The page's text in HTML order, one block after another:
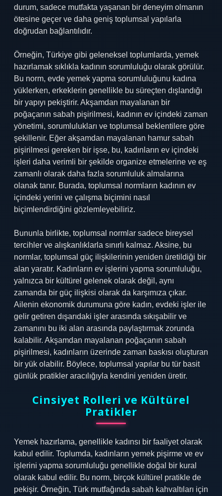
durum, sadece mutfakta yaşanan bir deneyim olmanın
ötesine geçer ve daha geniş toplumsal yapılarla
doğrudan bağlantılıdır.
Örneğin, Türkiye gibi geleneksel toplumlarda, yemek
hazırlamak sıklıkla kadının sorumluluğu olarak görülür.
Bu norm, evde yemek yapma sorumluluğunu kadına
yüklerken, erkeklerin genellikle bu süreçten dışlandığı
bir yapıyı pekiştirir. Akşamdan mayalanan bir
poğaçanın sabah pişirilmesi, kadının ev içindeki zaman
yönetimi, sorumlulukları ve toplumsal beklentilere göre
şekillenir. Eğer akşamdan mayalanan hamur sabah
pişirilmesi gereken bir işse, bu, kadınların ev içindeki
işleri daha verimli bir şekilde organize etmelerine ve eş
zamanlı olarak daha fazla sorumluluk almalarına
olanak tanır. Burada, toplumsal normların kadının ev
içindeki yerini ve çalışma biçimini nasıl
biçimlendirdiğini gözlemleyebiliriz.
Bununla birlikte, toplumsal normlar sadece bireysel
tercihler ve alışkanlıklarla sınırlı kalmaz. Aksine, bu
normlar, toplumsal güç ilişkilerinin yeniden üretildiği bir
alan yaratır. Kadınların ev işlerini yapma sorumluluğu,
yalnızca bir kültürel gelenek olarak değil, aynı
zamanda bir güç ilişkisi olarak da karşımıza çıkar.
Ailenin ekonomik durumuna göre kadın, evdeki işler ile
gelir getiren dışarıdaki işler arasında sıkışabilir ve
zamanını bu iki alan arasında paylaştırmak zorunda
kalabilir. Akşamdan mayalanan poğaçanın sabah
pişirilmesi, kadınların üzerinde zaman baskısı oluşturan
bir yük olabilir. Böylece, toplumsal yapılar bu tür basit
günlük pratikler aracılığıyla kendini yeniden üretir.
Cinsiyet Rolleri ve Kültürel
Pratikler
Yemek hazırlama, genellikle kadınsı bir faaliyet olarak
kabul edilir. Toplumda, kadınların yemek pişirme ve ev
işlerini yapma sorumluluğu genellikle doğal bir kural
olarak kabul edilir. Bu norm, birçok kültürel pratikle de
pekişir. Örneğin, Türk mutfağında sabah kahvaltıları için